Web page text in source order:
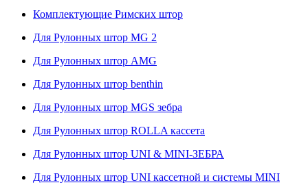
Комплектующие Римских штор
Для Рулонных штор MG 2
Для Рулонных штор AMG
Для Рулонных штор benthin
Для Рулонных штор MGS зебра
Для Рулонных штор ROLLA кассета
Для Рулонных штор UNI & MINI-ЗЕБРА
Для Рулонных штор UNI кассетной и системы MINI